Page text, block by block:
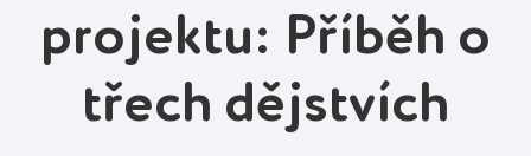
projektu: Příběh o
třech dějstvích